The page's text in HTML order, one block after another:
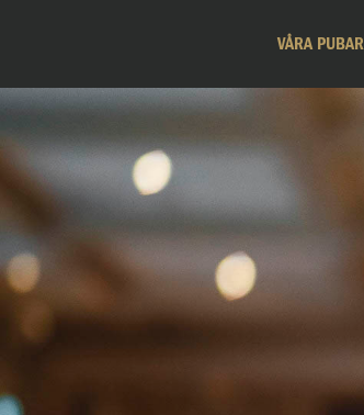
VÅRA PUBAR